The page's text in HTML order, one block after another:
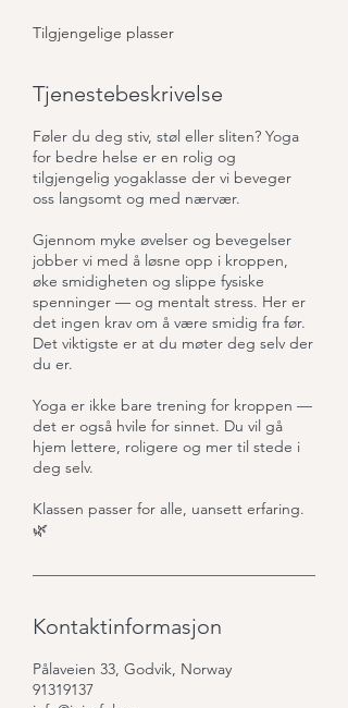
u
e
Tilgjengelige plasser
Tjenestebeskrivelse
Føler du deg stiv, støl eller sliten? Yoga
for bedre helse er en rolig og
tilgjengelig yogaklasse der vi beveger
oss langsomt og med nærvær.
Gjennom myke øvelser og bevegelser
jobber vi med å løsne opp i kroppen,
øke smidigheten og slippe fysiske
spenninger — og mentalt stress. Her er
det ingen krav om å være smidig fra før.
Det viktigste er at du møter deg selv der
du er.
Yoga er ikke bare trening for kroppen —
det er også hvile for sinnet. Du vil gå
hjem lettere, roligere og mer til stede i
deg selv.
Klassen passer for alle, uansett erfaring.
🌿
Kontaktinformasjon
Pålaveien 33, Godvik, Norway
91319137